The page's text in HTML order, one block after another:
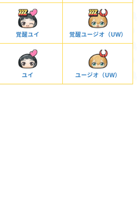
覚醒ユイ 覚醒ユージオ（UW）
ユイ ユージオ（UW）